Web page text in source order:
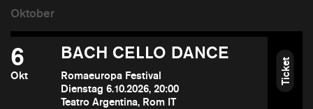
6
Okt
BACH CELLO DANCE
Romaeuropa Festival
Dienstag 6.10.2026, 20:00
Teatro Argentina, Rom IT
Ticket